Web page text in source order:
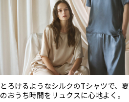
とろけるようなシルクのTシャツで、夏
のおうち時間をリュクスに心地よく。